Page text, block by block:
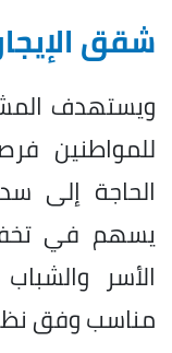
شقق الإيجار
ويستهدف
للمواطنين
الحاجة إلى
يسهم في
الأسر
مناسب وفق